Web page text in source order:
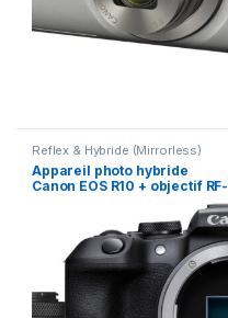
Reflex & Hybride (Mirrorless)
Appareil photo hybride
Canon EOS R10 + objectif RF-
S 18-45mm F4.5-6.3 IS STM